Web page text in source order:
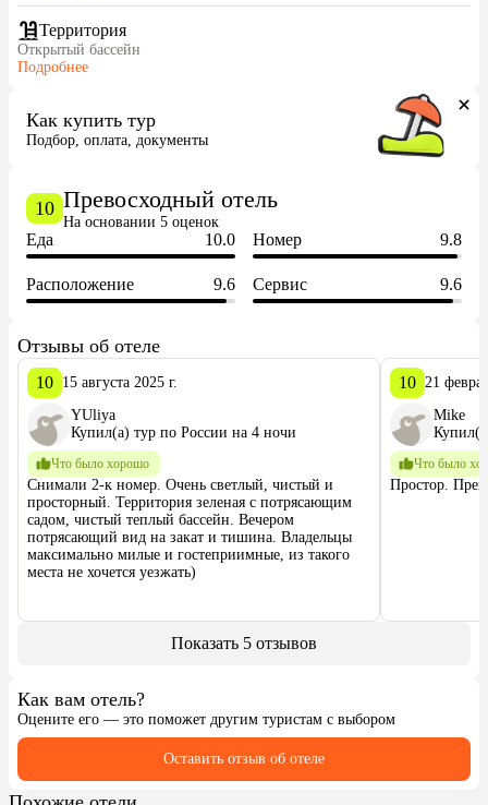
Территория
Открытый бассейн
Подробнее
Как купить тур
Подбор, оплата, документы
10 Превосходный отель
На основании 5 оценок
Еда 10.0 Номер 9.8
Расположение 9.6 Сервис 9.6
Отзывы об отеле
10 15 августа 2025 г.
YUliya
Купил(а) тур по России на 4 ночи
Что было хорошо
Снимали 2-к номер. Очень светлый, чистый и
просторный. Территория зеленая с потрясающим
садом, чистый теплый бассейн. Вечером
потрясающий вид на закат и тишина. Владельцы
максимально милые и гостеприимные, из такого
места не хочется уезжать)
10 21
Mike
Что было
Простор.
Показать 5 отзывов
Как вам отель?
Оцените его — это поможет другим туристам с выбором
Оставить отзыв об отеле